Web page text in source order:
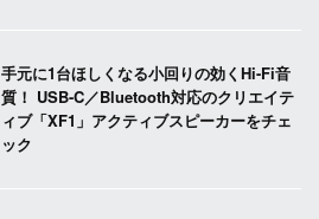
手元に1台ほしくなる小回りの効くHi-Fi音
質！ USB-C／Bluetooth対応のクリエイテ
ィブ「XF1」アクティブスピーカーをチェ
ック